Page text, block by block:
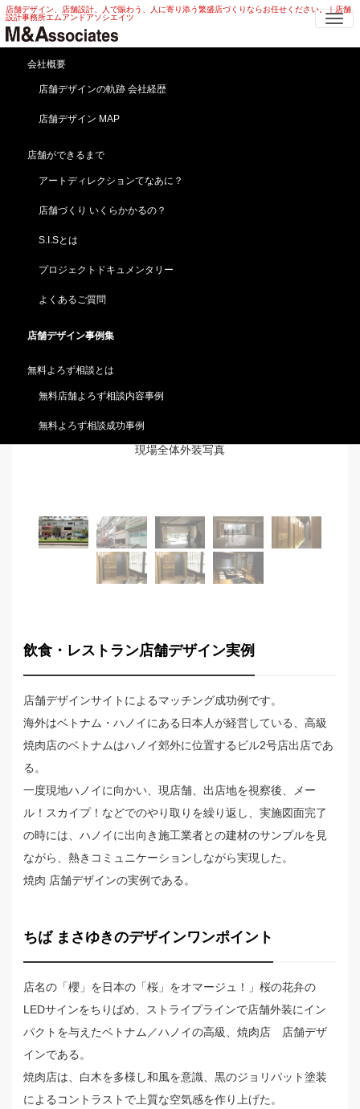
店舗デザイン、店舗設計、人で賑わう、人に寄り添う繁盛店づくりならお任せください。｜店舗
設計事務所エムアンドアソシエイツ
会社概要
店舗デザインの軌跡 会社経歴
店舗デザイン MAP
店舗ができるまで
アートディレクションてなあに？
店舗づくり いくらかかるの？
S.I.Sとは
プロジェクトドキュメンタリー
よくあるご質問
店舗デザイン事例集
無料よろず相談とは
無料店舗よろず相談内容事例
無料よろず相談成功事例
焼肉 店舗デザイン | ベトナム ・高級
焼肉 店舗デザイン
HOME 店舗デザイン事例集
【YAKINIKU SAKURA/YAKINIKU 櫻】海外／ベトナ
ム／ハノイ（新規開業）
現場全体外装写真
飲食・レストラン店舗デザイン実例
店舗デザインサイトによるマッチング成功例です。
海外はベトナム・ハノイにある日本人が経営している、高級
焼肉店のベトナムはハノイ郊外に位置するビル2号店出店であ
る。
一度現地ハノイに向かい、現店舗、出店地を視察後、メー
ル！スカイプ！などでのやり取りを繰り返し、実施図面完了
の時には、ハノイに出向き施工業者との建材のサンプルを見
ながら、熱きコミュニケーションしながら実現した。
焼肉 店舗デザインの実例である。
ちば まさゆきのデザインワンポイント
店名の「櫻」を日本の「桜」をオマージュ！」桜の花弁の
LEDサインをちりばめ、ストライプラインで店舗外装にイン
パクトを与えたベトナム／ハノイの高級、焼肉店 店舗デザ
インである。
焼肉店は、白木を多様し和風を意識、黒のジョリパット塗装
によるコントラストで上質な空気感を作り上げた。